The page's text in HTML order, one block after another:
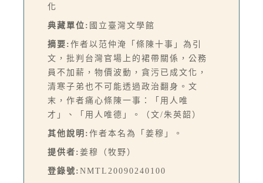
化
典藏單位: 國立臺灣文學館
摘要: 作者以范仲淹「條陳十事」為引
文，批判台灣官場上的裙帶關係，公務
員不加薪，物價波動，貪污已成文化，
清寒子弟也不可能透過政治翻身。文
末，作者痛心條陳一事：「用人唯
才」、「用人唯德」。（文/朱英韶）
其他說明: 作者本名為「姜穆」。
提供者: 姜穆（牧野）
登錄號: NMTL20090240100